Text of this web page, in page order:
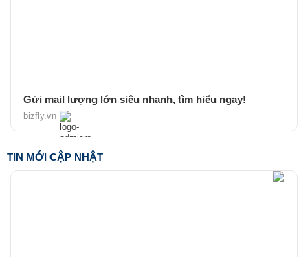
Gửi mail lượng lớn siêu nhanh, tìm hiểu ngay!
bizfly.vn
TIN MỚI CẬP NHẬT